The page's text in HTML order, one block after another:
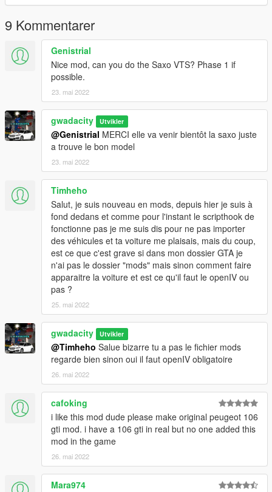
d’immatriculation -Version supplémentaire -Feux personnalisés
-Suspensions de travail -Maniabilité
réaliste V1.1 MISE À JOUR
mise à jour des textures
CHANGELOG / FEATURES
V1.0 - Dirt - Movable steering wheel - Work lights - Custom
collision - Work dials (but not accurate) - Bullet impact on
bodywork -Breakable glass -License plates -Additional version -
Custom lights -Work suspensions -Maneuverability
realistic V1.1 UPDATE
features of the vehicle possible to install it on fivem 3D realistic
engine chassis also
------------------------------
- CRÉDITS -Conversion de voiture: gwadacity 3d_artist .
3D GAMEMODEL
conseils S’il vous plaît ne convertissez PAS MON MODELE
SANS AUTORISATION
tips Please do NOT convert MY MODEL WITHOUT
PERMISSION
pas cette voiture pour d’autres jeux sans permission pour de
l’aide et des conseils S’il vous plaît ne convertissez pas cette
voiture pour d’autres jeux sans permission
9 Kommentarer
Genistrial
Nice mod, can you do the Saxo VTS? Phase 1 if
possible.
23. mai 2022
gwadacity Utvikler
@Genistrial MERCI elle va venir bientôt la saxo juste
a trouve le bon model
23. mai 2022
Timheho
Salut, je suis nouveau en mods, depuis hier je suis à
fond dedans et comme pour l'instant le scripthook de
fonctionne pas je me suis dis pour ne pas importer
des véhicules et ta voiture me plaisais, mais du coup,
est ce que c'est grave si dans mon dossier GTA je
n'ai pas le dossier "mods" mais sinon comment faire
apparaitre la voiture et est ce qu'il faut le openIV ou
pas ?
25. mai 2022
gwadacity Utvikler
@Timheho Salue bizarre tu a pas le fichier mods
regarde bien sinon oui il faut openIV obligatoire
26. mai 2022
cafoking
i like this mod dude please make original peugeot 106
gti mod. i have a 106 gti in real but no one added this
mod in the game
26. mai 2022
Mara974